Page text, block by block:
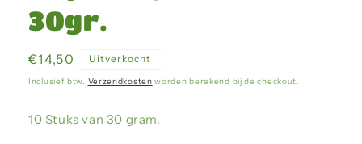
30gr.
Normale
prijs
€14,50 Uitverkocht
Inclusief btw. Verzendkosten worden berekend bij de checkout.
10 Stuks van 30 gram.